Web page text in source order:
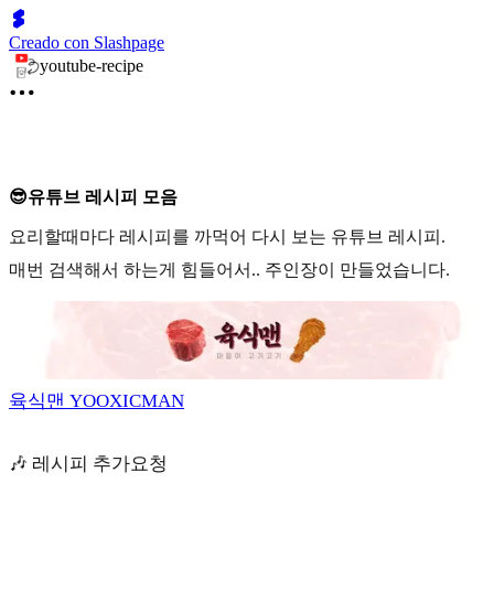
Creado con Slashpage
youtube-recipe
😎유튜브 레시피 모음
요리할때마다 레시피를 까먹어 다시 보는 유튜브 레시피.
매번 검색해서 하는게 힘들어서.. 주인장이 만들었습니다.
육식맨 YOOXICMAN
🎶 레시피 추가요청